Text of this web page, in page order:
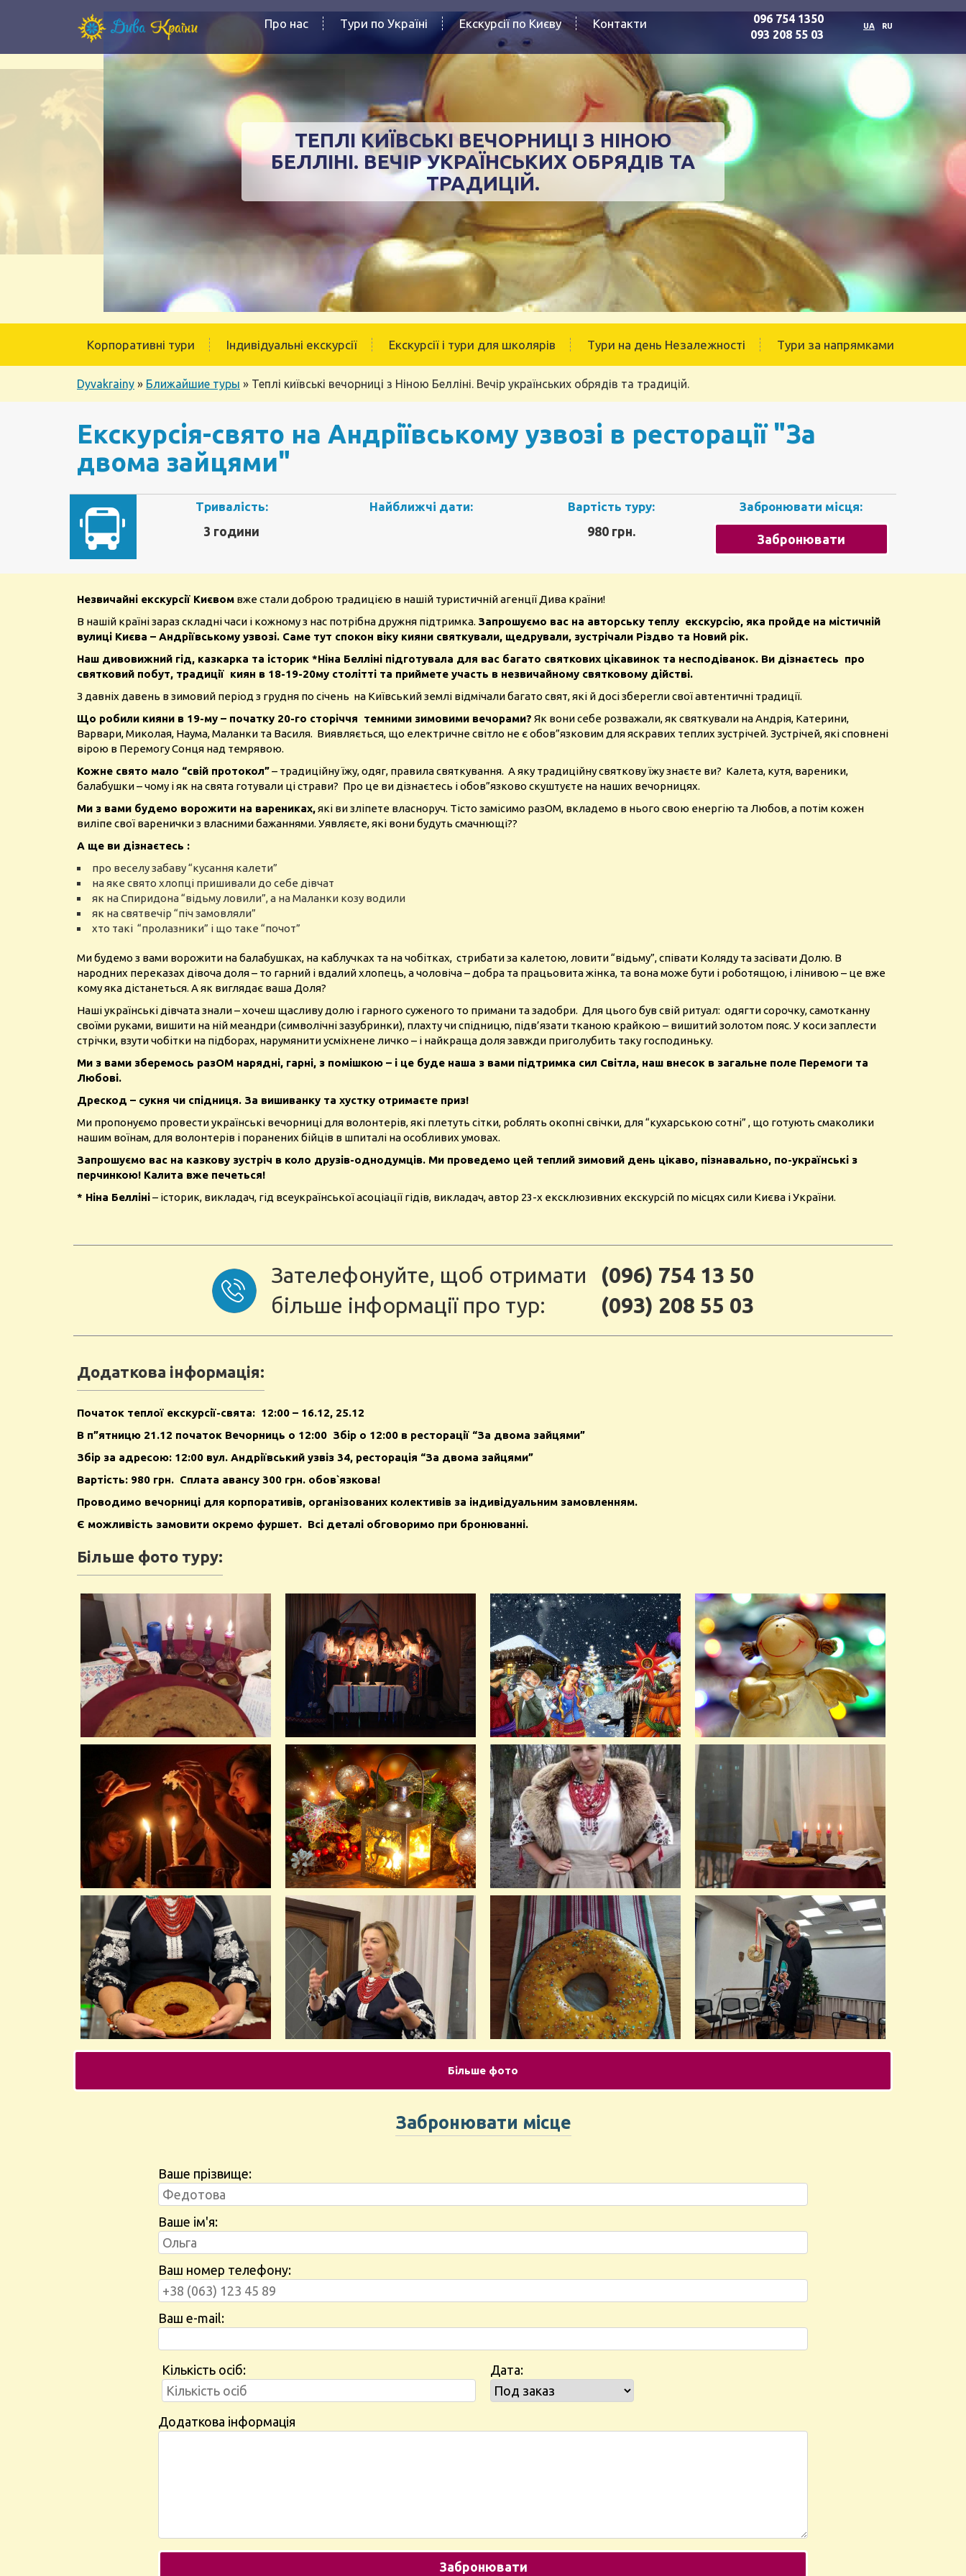
Про нас Тури по Україні Екскурсії по Києву Контакти
096 754 1350
093 208 55 03
UA RU
ТЕПЛІ КИЇВСЬКІ ВЕЧОРНИЦІ З НІНОЮ
БЕЛЛІНІ. ВЕЧІР УКРАЇНСЬКИХ ОБРЯДІВ ТА
ТРАДИЦІЙ.
Корпоративні тури Індивідуальні екскурсії Екскурсії і тури для школярів Тури на день Незалежності Тури за напрямками
Dyvakrainy » Ближайшие туры » Теплі київські вечорниці з Ніною Белліні. Вечір українських обрядів та традицій.
Екскурсія-свято на Андріївському узвозі в ресторації "За
двома зайцями"
Тривалість:
3 години
Найближчі дати: Вартість туру:
980 грн.
Забронювати місця:
Забронювати
Незвичайні екскурсії Києвом вже стали доброю традицією в нашій туристичній агенції Дива країни!
В нашій країні зараз складні часи і кожному з нас потрібна дружня підтримка. Запрошуємо вас на авторську теплу екскурсію, яка пройде на містичній
вулиці Києва – Андріївському узвозі. Саме тут спокон віку кияни святкували, щедрували, зустрічали Різдво та Новий рік.
Наш дивовижний гід, казкарка та історик *Ніна Белліні підготувала для вас багато святкових цікавинок та несподіванок. Ви дізнаєтесь про
святковий побут, традиції киян в 18-19-20му столітті та приймете участь в незвичайному святковому дійстві.
З давніх давень в зимовий період з грудня по січень на Київський землі відмічали багато свят, які й досі зберегли свої автентичні традиції.
Що робили кияни в 19-му – початку 20-го сторіччя темними зимовими вечорами? Як вони себе розважали, як святкували на Андрія, Катерини,
Варвари, Миколая, Наума, Маланки та Василя. Виявляється, що електричне світло не є обов”язковим для яскравих теплих зустрічей. Зустрічей, які сповнені
вірою в Перемогу Сонця над темрявою.
Кожне свято мало “свій протокол”– традиційну їжу, одяг, правила святкування. А яку традиційну святкову їжу знаєте ви? Калета, кутя, вареники,
балабушки – чому і як на свята готували ці страви? Про це ви дізнаєтесь і обов”язково скуштуєте на наших вечорницях.
Ми з вами будемо ворожити на варениках,які ви зліпете власноруч. Тісто замісимо разОМ, вкладемо в нього свою енергію та Любов, а потім кожен
виліпе свої варенички з власними бажаннями. Уявляєте, які вони будуть смачнющі??
А ще ви дізнаєтесь :
про веселу забаву “кусання калети”
на яке свято хлопці пришивали до себе дівчат
як на Спиридона “відьму ловили”, а на Маланки козу водили
як на святвечір “піч замовляли”
хто такі “пролазники” і що таке “почот”
Ми будемо з вами ворожити на балабушках, на каблучках та на чобітках, стрибати за калетою, ловити “відьму”, співати Коляду та засівати Долю. В
народних переказах дівоча доля – то гарний і вдалий хлопець, а чоловіча – добра та працьовита жінка, та вона може бути і роботящою, і лінивою – це вже
кому яка дістанеться. А як виглядає ваша Доля?
Наші українські дівчата знали – хочеш щасливу долю і гарного суженого то примани та задобри. Для цього був свій ритуал: одягти сорочку, самотканну
своїми руками, вишити на ній меандри (символічні зазубринки), плахту чи спідницю, підв’язати тканою крайкою – вишитий золотом пояс. У коси заплести
стрічки, взути чобітки на підборах, нарумянити усміхнене личко – і найкраща доля завжди приголубить таку господиньку.
Ми з вами зберемось разОМ нарядні, гарні, з помішкою – і це буде наша з вами підтримка сил Світла, наш внесок в загальне поле Перемоги та
Любові.
Дрескод – сукня чи спідниця. За вишиванку та хустку отримаєте приз!
Ми пропонуємо провести українські вечорниці для волонтерів, які плетуть сітки, роблять окопні свічки, для “кухарською сотні” , що готують смаколики
нашим воїнам, для волонтерів і поранених бійців в шпиталі на особливих умовах.
Запрошуємо вас на казкову зустріч в коло друзів-однодумців. Ми проведемо цей теплий зимовий день цікаво, пізнавально, по-українські з
перчинкою! Калита вже печеться!
* Ніна Белліні– історик, викладач, гід всеукраїнської асоціації гідів, викладач, автор 23-х ексклюзивних екскурсій по місцях сили Києва і України.
Зателефонуйте, щоб отримати
більше інформації про тур:
(096) 754 13 50
(093) 208 55 03
Додаткова інформація:
Початок теплої екскурсії-свята: 12:00 – 16.12, 25.12
В п”ятницю 21.12 початок Вечорниць о 12:00 Збір о 12:00 в ресторації “За двома зайцями”
Збір за адресою: 12:00 вул. Андріївський узвіз 34, ресторація “За двома зайцями”
Вартість: 980 грн. Сплата авансу 300 грн. обов`язкова!
Проводимо вечорниці для корпоративів, організованих колективів за індивідуальним замовленням.
Є можливість замовити окремо фуршет. Всі деталі обговоримо при бронюванні.
Більше фото туру:
Більше фото
Забронювати місце
Ваше прізвище:
Ваше ім'я:
Ваш номер телефону:
Ваш e-mail:
Кількість осіб: Дата:
Додаткова інформація